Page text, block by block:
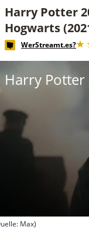
Harry Potter
Hogwarts
WerStreamt.es?
Max)